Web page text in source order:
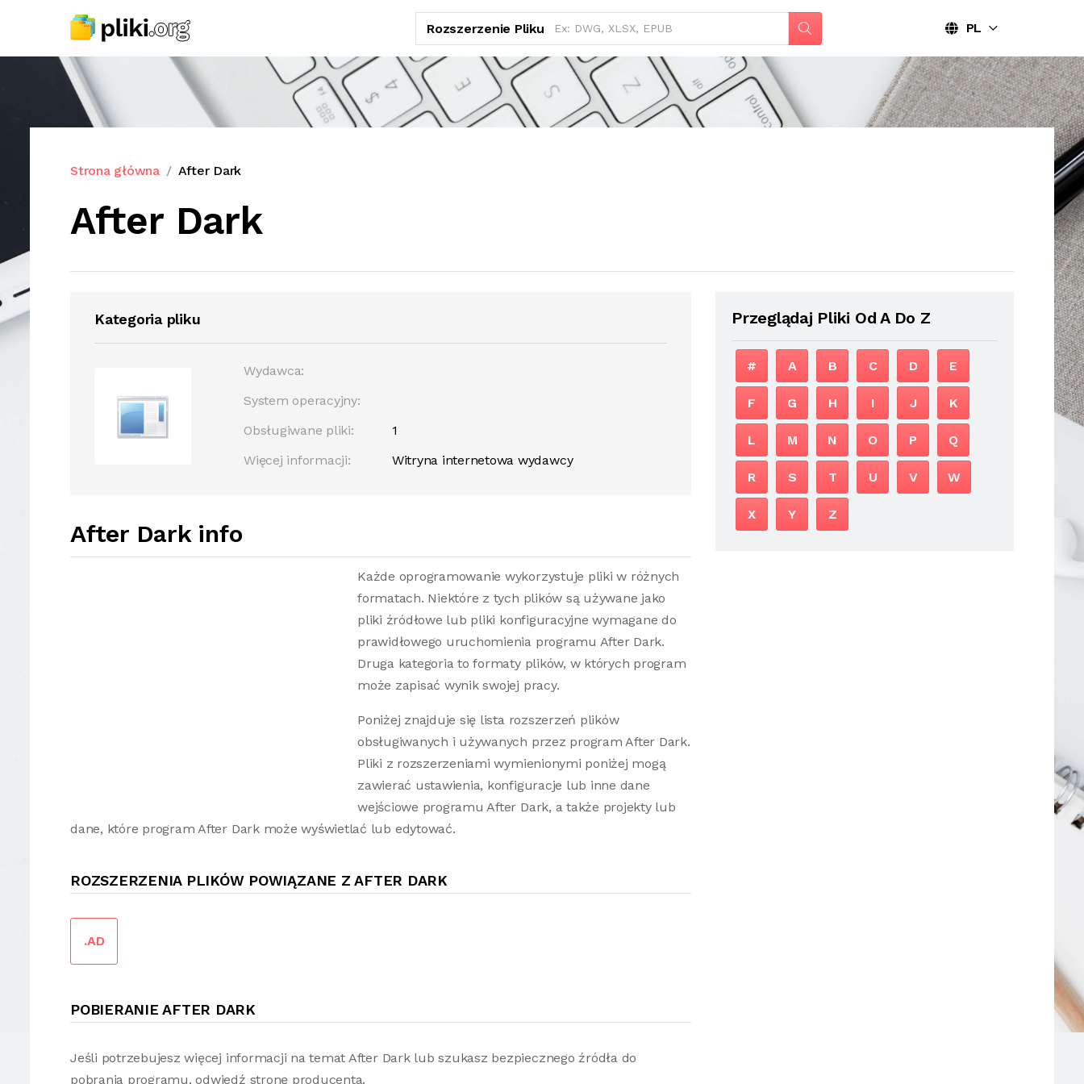
Rozszerzenie Pliku PL
Strona główna After Dark
After Dark
Kategoria pliku
Wydawca:
System operacyjny:
Obsługiwane pliki:
1
Więcej informacji:
Witryna internetowa wydawcy
After Dark info
Każde oprogramowanie wykorzystuje pliki w różnych
formatach. Niektóre z tych plików są używane jako
pliki źródłowe lub pliki konfiguracyjne wymagane do
prawidłowego uruchomienia programu After Dark.
Druga kategoria to formaty plików, w których program
może zapisać wynik swojej pracy.
Poniżej znajduje się lista rozszerzeń plików
obsługiwanych i używanych przez program After Dark.
Pliki z rozszerzeniami wymienionymi poniżej mogą
zawierać ustawienia, konfiguracje lub inne dane
wejściowe programu After Dark, a także projekty lub
dane, które program After Dark może wyświetlać lub edytować.
ROZSZERZENIA PLIKÓW POWIĄZANE Z AFTER DARK
.AD
POBIERANIE AFTER DARK
Jeśli potrzebujesz więcej informacji na temat After Dark lub szukasz bezpiecznego źródła do
pobrania programu, odwiedź stronę producenta.
Przeglądaj Pliki Od A Do Z
# A B C D E
F G H I J K
L M N O P Q
R S T U V W
X Y Z